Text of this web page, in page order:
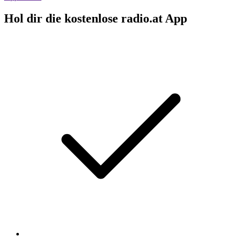
Hol dir die kostenlose radio.at App